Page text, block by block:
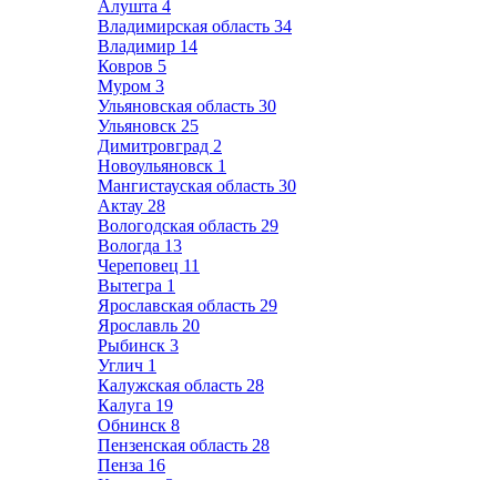
Алушта 4
Владимирская область 34
Владимир 14
Ковров 5
Муром 3
Ульяновская область 30
Ульяновск 25
Димитровград 2
Новоульяновск 1
Мангистауская область 30
Актау 28
Вологодская область 29
Вологда 13
Череповец 11
Вытегра 1
Ярославская область 29
Ярославль 20
Рыбинск 3
Углич 1
Калужская область 28
Калуга 19
Обнинск 8
Пензенская область 28
Пенза 16